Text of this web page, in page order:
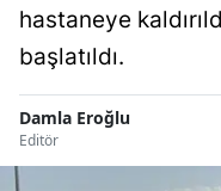
hastaneye
başlatıldı.
Damla Eroğlu
Editör